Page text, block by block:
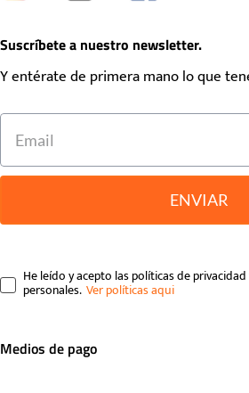
Suscríbete a nuestro newsletter.
Y entérate de primera mano lo que
ENVIAR
He leído y acepto las políticas de
personales.
Medios de pago